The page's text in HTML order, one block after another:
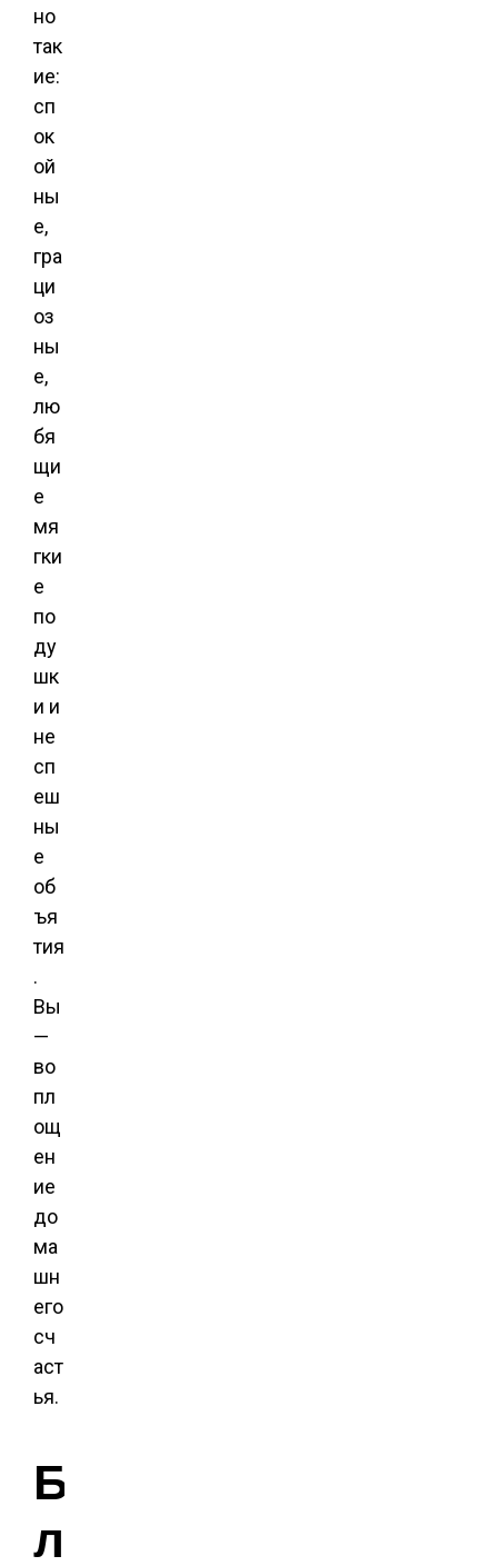
но
так
ие:
сп
ок
ой
ны
е,
гра
ци
оз
ны
е,
лю
бя
щи
е
мя
гки
е
по
ду
шк
и и
не
сп
еш
ны
е
об
ъя
тия
.
Вы
—
во
пл
ощ
ен
ие
до
ма
шн
его
сч
аст
ья.
Б
л